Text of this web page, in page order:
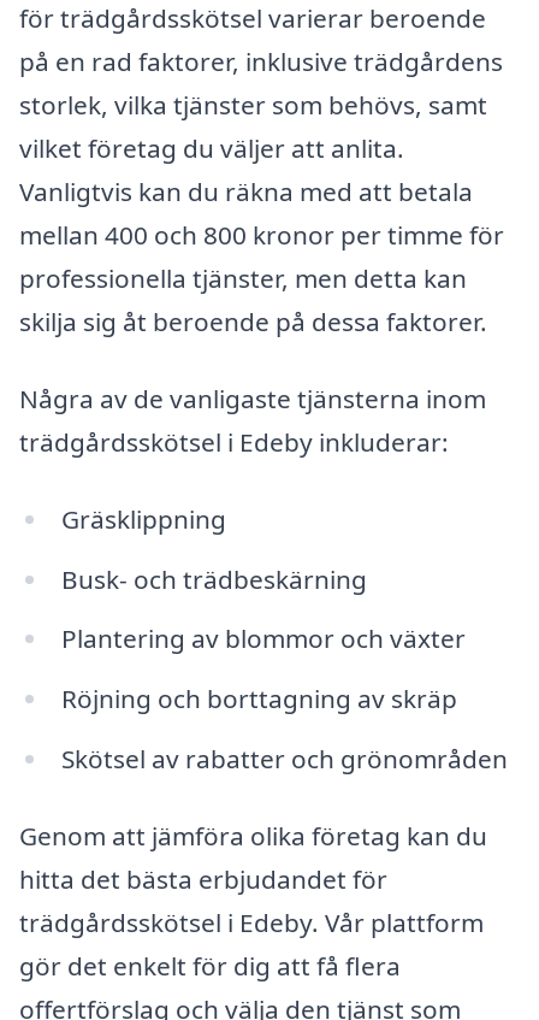
för trädgårdsskötsel varierar beroende
på en rad faktorer, inklusive trädgårdens
storlek, vilka tjänster som behövs, samt
vilket företag du väljer att anlita.
Vanligtvis kan du räkna med att betala
mellan 400 och 800 kronor per timme för
professionella tjänster, men detta kan
skilja sig åt beroende på dessa faktorer.
Några av de vanligaste tjänsterna inom
trädgårdsskötsel i Edeby inkluderar:
Gräsklippning
Busk- och trädbeskärning
Plantering av blommor och växter
Röjning och borttagning av skräp
Skötsel av rabatter och grönområden
Genom att jämföra olika företag kan du
hitta det bästa erbjudandet för
trädgårdsskötsel i Edeby. Vår plattform
gör det enkelt för dig att få flera
offertförslag och välja den tjänst som